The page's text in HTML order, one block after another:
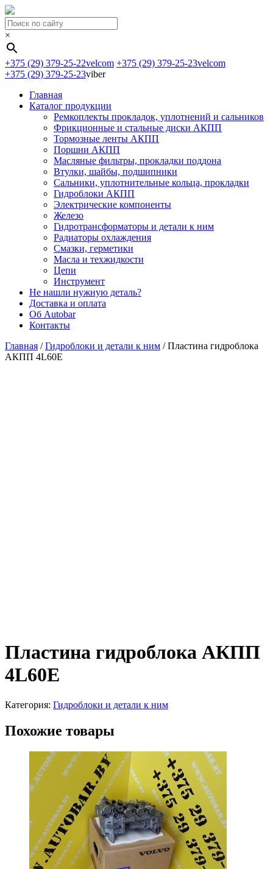
×
+375 (29) 379-25-22velcom +375 (29) 379-25-23velcom
+375 (29) 379-25-23viber
Главная
Каталог продукции
Ремкоплекты прокладок, уплотнений и сальников
Фрикционные и стальные диски АКПП
Тормозные ленты АКПП
Поршни АКПП
Масляные фильтры, прокладки поддона
Втулки, шайбы, подшипники
Сальники, уплотнительные кольца, прокладки
Гидроблоки АКПП
Электрические компоненты
Железо
Гидротрансформаторы и детали к ним
Радиаторы охлаждения
Смазки, герметики
Масла и техжидкости
Цепи
Инструмент
Не нашли нужную деталь?
Доставка и оплата
Об Autobar
Контакты
Главная /Гидроблоки и детали к ним /Пластина гидроблока
АКПП 4L60E
Пластина гидроблока АКПП
4L60E
Категория: Гидроблоки и детали к ним
Похожие товары